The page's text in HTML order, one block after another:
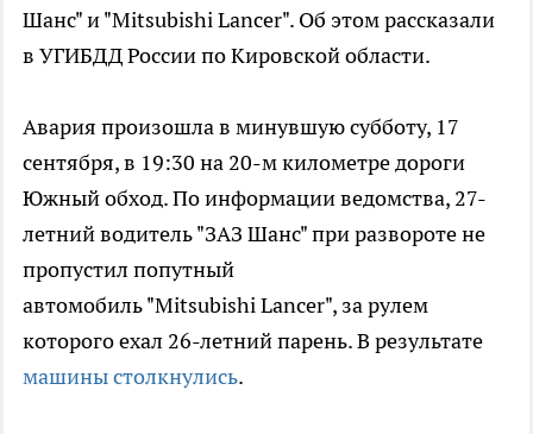
Шанс" и "Mitsubishi Lancer". Об этом рассказали
в УГИБДД России по Кировской области.
Авария произошла в минувшую субботу, 17
сентября, в 19:30 на 20-м километре дороги
Южный обход. По информации ведомства, 27-
летний водитель "ЗАЗ Шанс" при развороте не
пропустил попутный
автомобиль "Mitsubishi Lancer", за рулем
которого ехал 26-летний парень. В результате
машины столкнулись.